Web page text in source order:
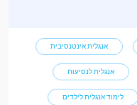
אנגלית אינטנסיבית
אנגלית לנסיעות
לימוד אנגלית לילדים